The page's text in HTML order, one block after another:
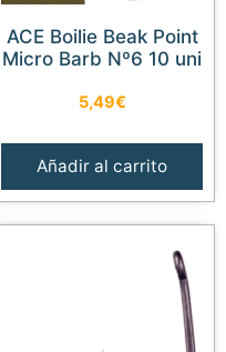
ACE Boilie Beak Point
Micro Barb Nº6 10 uni
5,49€
Añadir al carrito